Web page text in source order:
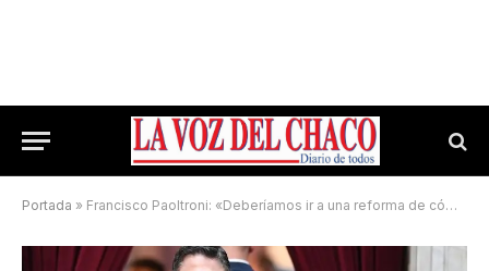
Portada » Francisco Paoltroni: «Deberíamos ir a una reforma de cómo elegimos a los jueces»